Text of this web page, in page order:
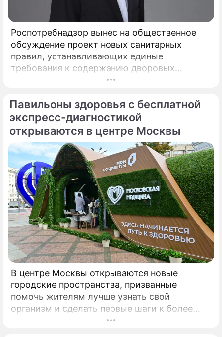
Роспотребнадзор вынес на общественное
обсуждение проект новых санитарных
правил, устанавливающих единые
требования к содержанию дворовых
либо отсутствовали, либо трактовались по-
разному, пояснил депутат Госдумы,
председатель Союза дачников
Подмосковья» Никита Чаплин.
Павильоны здоровья с бесплатной
экспресс-диагностикой
открываются в центре Москвы
В центре Москвы открываются новые
городские пространства, призванные
помочь жителям лучше узнать свой
организм и сделать первые шаги к более
осознанному отношению к здоровью. Речь